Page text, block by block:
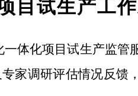
目试生产工
一体化项目试生产监管
专家调研评估情况反馈